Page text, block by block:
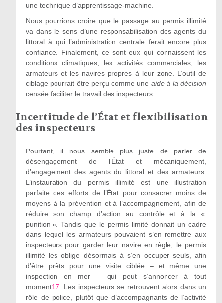
une technique d’apprentissage-machine.
Nous pourrions croire que le passage au permis illimité
va dans le sens d’une responsabilisation des agents du
littoral à qui l’administration centrale ferait encore plus
confiance. Finalement, ce sont eux qui connaissent les
conditions climatiques, les activités commerciales, les
armateurs et les navires propres à leur zone. L’outil de
ciblage pourrait être perçu comme une aide à la décision
censée faciliter le travail des inspecteurs.
Incertitude de l’État et flexibilisation
des inspecteurs
Pourtant, il nous semble plus juste de parler de
désengagement de l’État et mécaniquement,
d’engagement des agents du littoral et des armateurs.
L’instauration du permis illimité est une illustration
parfaite des efforts de l’État pour consacrer moins de
moyens à la prévention et à l’accompagnement, afin de
réduire son champ d’action au contrôle et à la «
punition ». Tandis que le permis limité donnait un cadre
dans lequel les armateurs pouvaient s’en remettre aux
inspecteurs pour garder leur navire en règle, le permis
illimité les oblige désormais à s’en occuper seuls, afin
d’être prêts pour une visite ciblée – et même une
inspection en mer – qui peut s’annoncer à tout
moment17. Les inspecteurs se retrouvent alors dans un
rôle de police, plutôt que d’accompagnants de l’activité